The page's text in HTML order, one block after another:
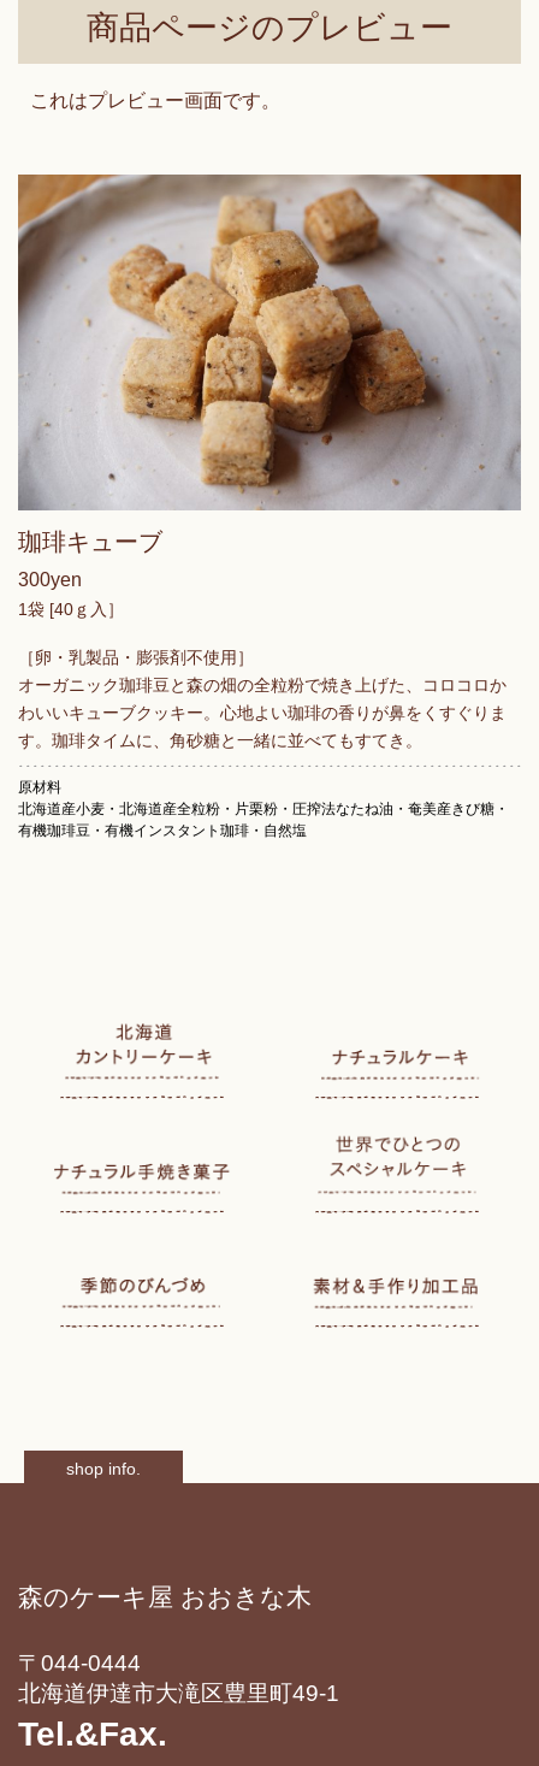
商品ページのプレビュー
これはプレビュー画面です。
珈琲キューブ
300yen
1袋 [40ｇ入］
［卵・乳製品・膨張剤不使用］
オーガニック珈琲豆と森の畑の全粒粉で焼き上げた、コロコロか
わいいキューブクッキー。心地よい珈琲の香りが鼻をくすぐりま
す。珈琲タイムに、角砂糖と一緒に並べてもすてき。
原材料
北海道産小麦・北海道産全粒粉・片栗粉・圧搾法なたね油・奄美産きび糖・
有機珈琲豆・有機インスタント珈琲・自然塩
shop info.
森のケーキ屋 おおきな木
〒044-0444
北海道伊達市大滝区豊里町49-1
Tel.&Fax.